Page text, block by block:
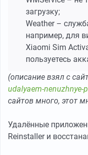
загрузку;
Weather –
например, для
Xiaomi Sim
пользуетесь
(описание взял с
udalyaem-nenuzhnye-
сайтов много, этот
Удалённые
Reinstaller и